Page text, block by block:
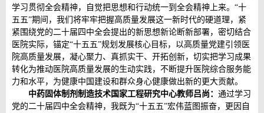
学习贯彻全会精神，自觉把思想和行动统一到全会精神上来。“十
五五”期间，我们将牢牢把握高质量发展这一新时代的硬道理，紧
紧围绕党的二十届四中全会提出的新思想新论断新部署，密切结合
医院实际，锚定“十五五”规划发展核心目标，以高质量党建引领医
院高质量发展，凝心聚力、真抓实干、开拓创新，切实把学习成果
转化为推动医院高质量发展的生动实践，不断提升医院综合服务能
力和水平，为健康中国建设和群众身心健康做出新的更大贡献。
中药固体制剂制造技术国家工程研究中心教师吕尚： 通过学习
党的二十届四中全会精神，我既为“十五五”宏伟蓝图振奋，更因自